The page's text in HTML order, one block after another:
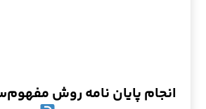
انجام پایان نامه روش